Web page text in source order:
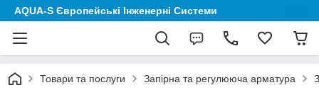
AQUA-S Європейські Інженерні Системи
Товари та послуги Запірна та регулююча арматура